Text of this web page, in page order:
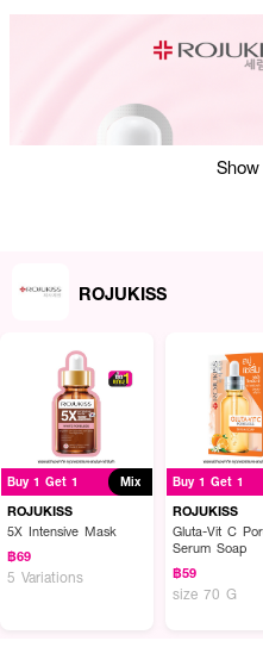
ผลลัพธ์ที่ได้ :
แผ่นมาส์กหน้าเข้มข้น ให้ผิวดูขาวสว่างก
ROJUKISS
Buy 1 Get 1 Mix
ROJUKISS
5X Intensive Mask
฿69
5 Variations
Buy 1 Get 1
ROJUKISS
Gluta-Vit C
Serum Soap
฿59
size 70 G